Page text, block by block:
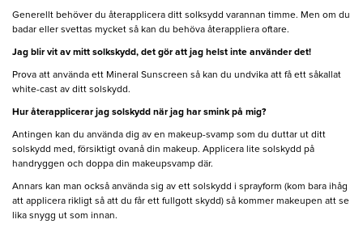
Generellt behöver du återapplicera ditt solksydd varannan timme. Men om du
badar eller svettas mycket så kan du behöva återappliera oftare.
Jag blir vit av mitt solkskydd, det gör att jag helst inte använder det!
Prova att använda ett Mineral Sunscreen så kan du undvika att få ett såkallat
white-cast av ditt solskydd.
Hur återapplicerar jag solskydd när jag har smink på mig?
Antingen kan du använda dig av en makeup-svamp som du duttar ut ditt
solskydd med, försiktigt ovanå din makeup. Applicera lite solskydd på
handryggen och doppa din makeupsvamp där.
Annars kan man också använda sig av ett solskydd i sprayform (kom bara ihåg
att applicera rikligt så att du får ett fullgott skydd) så kommer makeupen att se
lika snygg ut som innan.